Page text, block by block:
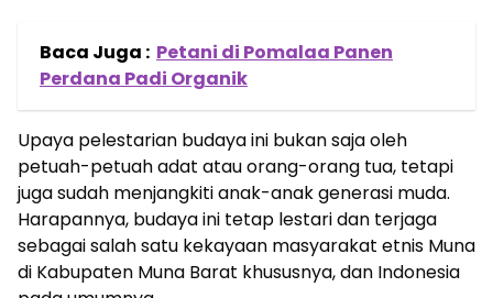
Baca Juga : Petani di Pomalaa Panen
Perdana Padi Organik
Upaya pelestarian budaya ini bukan saja oleh
petuah-petuah adat atau orang-orang tua, tetapi
juga sudah menjangkiti anak-anak generasi muda.
Harapannya, budaya ini tetap lestari dan terjaga
sebagai salah satu kekayaan masyarakat etnis Muna
di Kabupaten Muna Barat khususnya, dan Indonesia